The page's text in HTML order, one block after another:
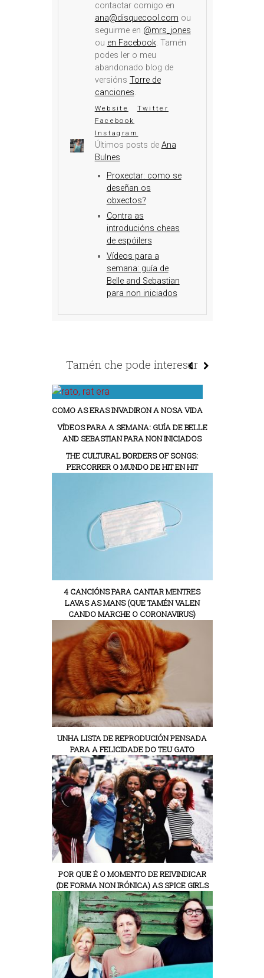
contactar comigo en
ana@disquecool.com ou
seguirme en @mrs_jones
ou en Facebook. Tamén
podes ler o meu
abandonado blog de
versións Torre de
canciones.
Website
Twitter
Facebook
Instagram
Últimos posts de Ana
Bulnes
Proxectar: como se
deseñan os
obxectos?
Contra as
introducións cheas
de espóilers
Vídeos para a
semana: guía de
Belle and Sebastian
para non iniciados
Tamén che pode interesar
COMO AS ERAS INVADIRON A NOSA VIDA
VÍDEOS PARA A SEMANA: GUÍA DE BELLE
AND SEBASTIAN PARA NON INICIADOS
THE CULTURAL BORDERS OF SONGS:
PERCORRER O MUNDO DE HIT EN HIT
4 CANCIÓNS PARA CANTAR MENTRES
LAVAS AS MANS (QUE TAMÉN VALEN
CANDO MARCHE O CORONAVIRUS)
UNHA LISTA DE REPRODUCIÓN PENSADA
PARA A FELICIDADE DO TEU GATO
POR QUE É O MOMENTO DE REIVINDICAR
(DE FORMA NON IRÓNICA) AS SPICE GIRLS